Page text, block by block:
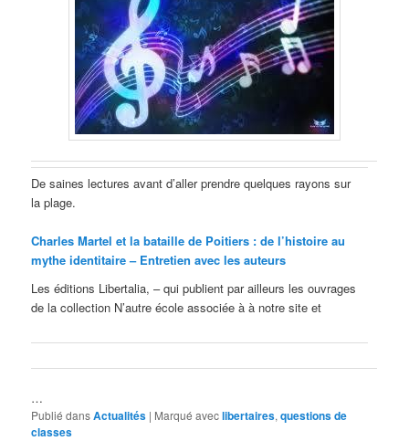
De saines lectures avant d’aller prendre quelques rayons sur
la plage.
Charles Martel et la bataille de Poitiers : de l’histoire au
mythe identitaire – Entretien avec les auteurs
Les éditions Libertalia, – qui publient par ailleurs les ouvrages
de la collection N’autre école associée à à notre site et
…
Publié dansActualités | Marqué aveclibertaires,questions de
classes